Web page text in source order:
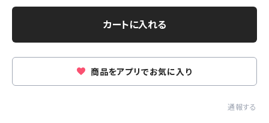
カートに入れる
商品をアプリでお気に入り
通報する